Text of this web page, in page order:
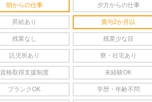
朝からの仕事 夕方からの仕事
昇給あり 賞与2か月以
残業なし 残業少な目
託児所あり 寮・社宅あり
資格取得支援制度 未経験OK
ブランクOK 学歴・年齢不問